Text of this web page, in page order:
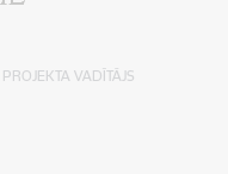
PROJEKTA VADĪTĀJS